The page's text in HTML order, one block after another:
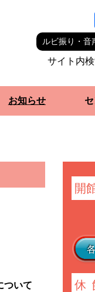
ルビ振り・音
サイト内
お知らせ
ついて
開
休